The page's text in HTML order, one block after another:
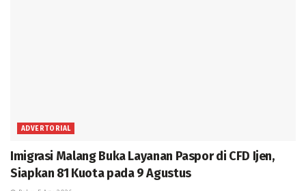
ADVERTORIAL
Imigrasi Malang Buka Layanan Paspor di CFD Ijen,
Siapkan 81 Kuota pada 9 Agustus